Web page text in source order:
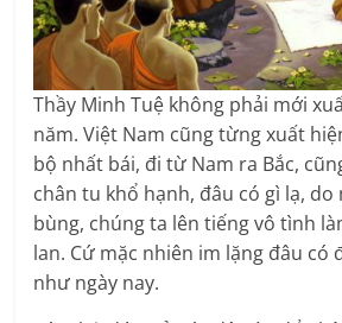
Thầy Minh Tuệ không phải mới
năm. Việt Nam cũng từng xuất
bộ nhất bái, đi từ Nam ra Bắc,
chân tu khổ hạnh, đâu có gì lạ,
bùng, chúng ta lên tiếng vô tình
lan. Cứ mặc nhiên im lặng đâu có
như ngày nay.